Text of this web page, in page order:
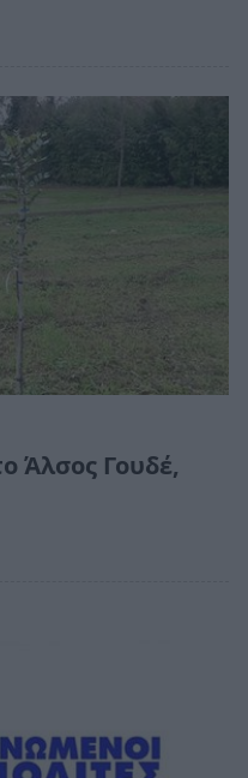
Άλσος Γουδέ,